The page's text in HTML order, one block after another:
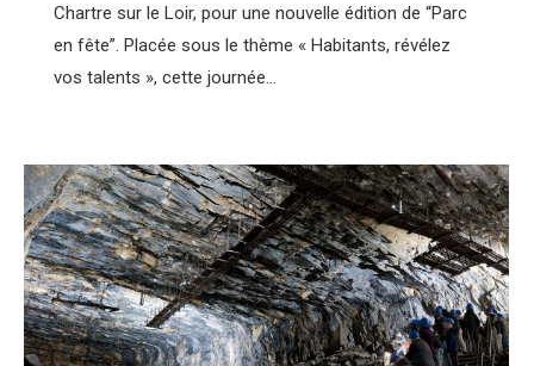
Chartre sur le Loir, pour une nouvelle édition de “Parc
en fête”. Placée sous le thème « Habitants, révélez
vos talents », cette journée…